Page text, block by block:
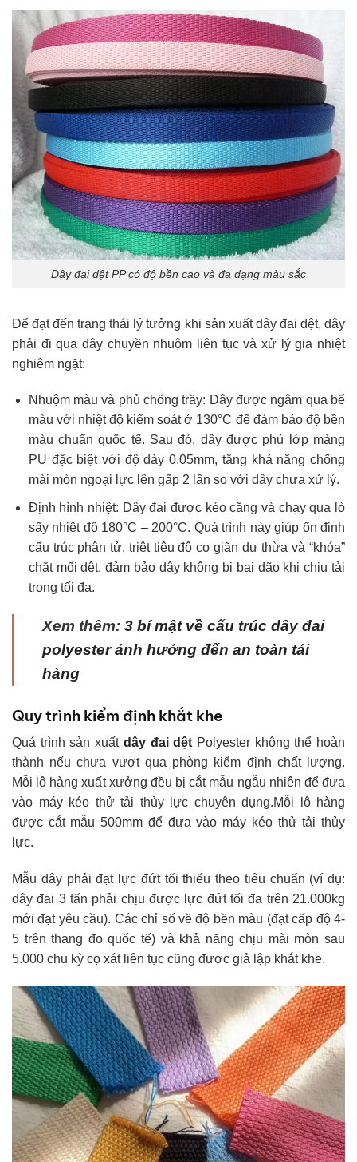
Dây đai dệt PP có độ bền cao và đa dạng màu sắc
Để đạt đến trạng thái lý tưởng khi sản xuất dây đai dệt, dây
phải đi qua dây chuyền nhuộm liên tục và xử lý gia nhiệt
nghiêm ngặt:
Nhuộm màu và phủ chống trầy: Dây được ngâm qua bể
màu với nhiệt độ kiểm soát ở 130°C để đảm bảo độ bền
màu chuẩn quốc tế. Sau đó, dây được phủ lớp màng
PU đặc biệt với độ dày 0.05mm, tăng khả năng chống
mài mòn ngoại lực lên gấp 2 lần so với dây chưa xử lý.
Định hình nhiệt: Dây đai được kéo căng và chạy qua lò
sấy nhiệt độ 180°C – 200°C. Quá trình này giúp ổn định
cấu trúc phân tử, triệt tiêu độ co giãn dư thừa và “khóa”
chặt mối dệt, đảm bảo dây không bị bai dão khi chịu tải
trọng tối đa.
Xem thêm: 3 bí mật về cấu trúc dây đai
polyester ảnh hưởng đến an toàn tải
hàng
Quy trình kiểm định khắt khe
Quá trình sản xuất dây đai dệt Polyester không thể hoàn
thành nếu chưa vượt qua phòng kiểm định chất lượng.
Mỗi lô hàng xuất xưởng đều bị cắt mẫu ngẫu nhiên để đưa
vào máy kéo thử tải thủy lực chuyên dụng.Mỗi lô hàng
được cắt mẫu 500mm để đưa vào máy kéo thử tải thủy
lực.
Mẫu dây phải đạt lực đứt tối thiểu theo tiêu chuẩn (ví dụ:
dây đai 3 tấn phải chịu được lực đứt tối đa trên 21.000kg
mới đạt yêu cầu). Các chỉ số về độ bền màu (đạt cấp độ 4-
5 trên thang đo quốc tế) và khả năng chịu mài mòn sau
5.000 chu kỳ cọ xát liên tục cũng được giả lập khắt khe.